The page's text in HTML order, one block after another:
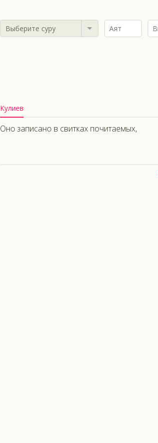
Выберите суру
Кулиев
Оно записано в свитках почитаемых,